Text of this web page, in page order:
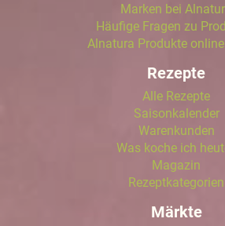
Marken bei
Häufige Fragen zu
Alnatura Produkte
Rezepte
Alle Rezepte
Saisonkalender
Warenkunden
Was koche ich
Magazin
Rezeptkategorien
Märkte